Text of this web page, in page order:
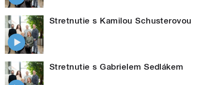
Stretnutie s Kamilou Schusterovou
Stretnutie s Gabrielem Sedlákem